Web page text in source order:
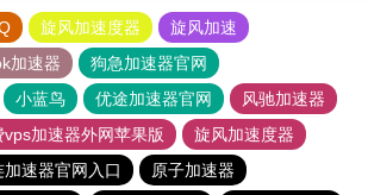
旋风加速度器
旋风加速
加速器
狗急加速器官网
小蓝鸟 优途加速器官网
风驰加速器
vps加速器外网苹果版
旋风加速度器
加速器官网入口
原子加速器